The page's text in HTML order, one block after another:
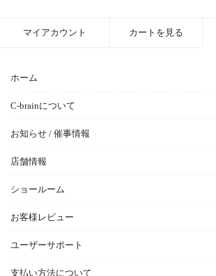
ホーム
C-brainについて
お知らせ / 催事情報
店舗情報
ショールーム
お客様レビュー
ユーザーサポート
支払い方法について
マイアカウント カートを見る